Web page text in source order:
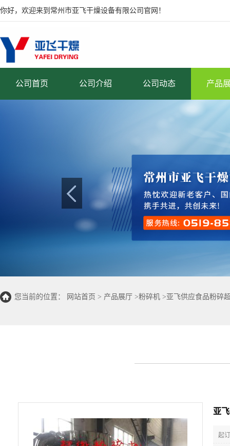
你好，欢迎来到常州市亚飞干燥设备有限公司官网！
公司首页 公司介绍 公司动态 产品
您当前的位置： 网站首页 > 产品展厅 >粉碎机 >亚飞供应食品粉碎
亚
起